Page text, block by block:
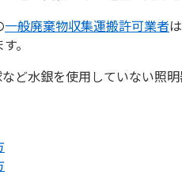
一般廃棄物収集運搬許可業者
。
ど水銀を使用していない照